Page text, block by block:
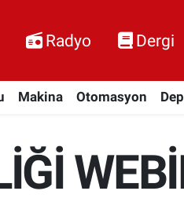
Radyo Dergi
Makina Otomasyon